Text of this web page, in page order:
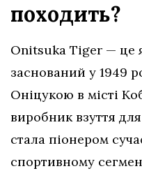
походить?
Onitsuka Tiger — це
заснований у 1949
Оніцукою в місті
виробник взуття
стала піонером
спортивному